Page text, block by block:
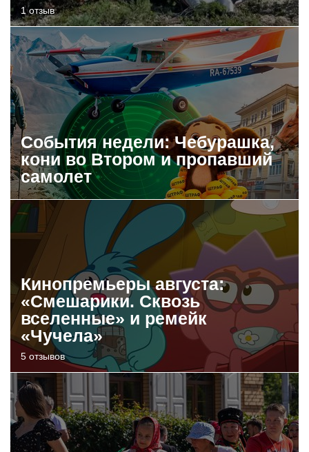
1 отзыв
События недели: Чебурашка,
кони во Втором и пропавший
самолет
Кинопремьеры августа:
«Смешарики. Сквозь
вселенные» и ремейк
«Чучела»
5 отзывов